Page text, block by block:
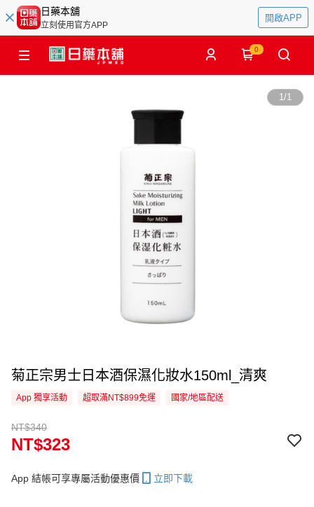
日藥本舖
立刻使用官方APP
開啟APP
0
1/1
菊正宗男士日本酒保濕化妝水150ml_清爽
App 獨享活動 超取滿NT$899免運 國家/地區配送
NT$340
NT$323
App 結帳可享專屬活動優惠價 立即下載